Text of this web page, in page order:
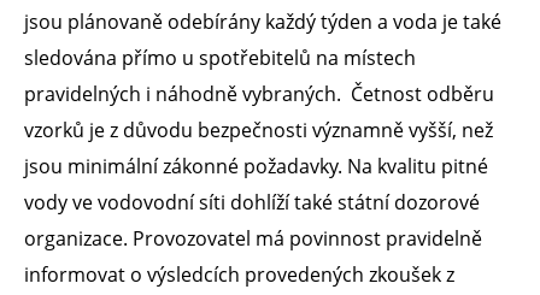
jsou plánovaně odebírány každý týden a voda je také
sledována přímo u spotřebitelů na místech
pravidelných i náhodně vybraných. Četnost odběru
vzorků je z důvodu bezpečnosti významně vyšší, než
jsou minimální zákonné požadavky. Na kvalitu pitné
vody ve vodovodní síti dohlíží také státní dozorové
organizace. Provozovatel má povinnost pravidelně
informovat o výsledcích provedených zkoušek z